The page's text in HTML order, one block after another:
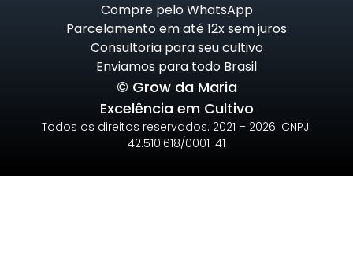
Compre pelo WhatsApp
Parcelamento em até 12x sem juros
Consultoria para seu cultivo
Enviamos para todo Brasil
© Grow da Maria
Excelência em Cultivo
Todos os direitos reservados. 2021 – 2026. CNPJ:
42.510.618/0001-41